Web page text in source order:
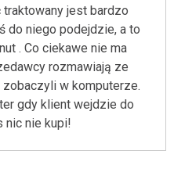
jest bardzo
do niego podejdzie, a to
. Co ciekawe nie ma
rozmawiają ze
w komputerze.
gdy klient wejdzie do
nic nie kupi!